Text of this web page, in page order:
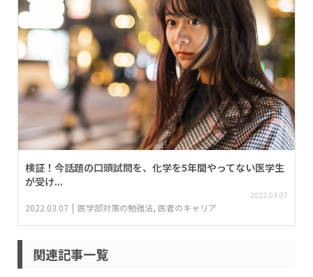
検証！今話題の口頭試問を、化学を5年間やってない医学生
が受け...
2022.03.07
2022.03.07 医学部対策の勉強法, 医者のキャリア
関連記事一覧